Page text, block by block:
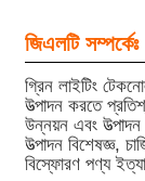
জিএলটি সম্পর্কেঃ
গ্রিন লাইটিং
উত্পাদন করতে
উন্নয়ন এবং
উত্পাদন বিশেষজ্ঞ,
বিস্ফোরণ পণ্য